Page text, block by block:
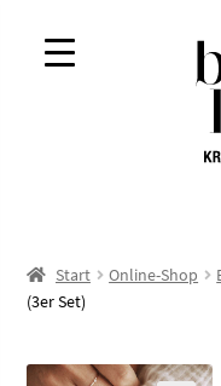
Start Online-Shop
(3er Set)